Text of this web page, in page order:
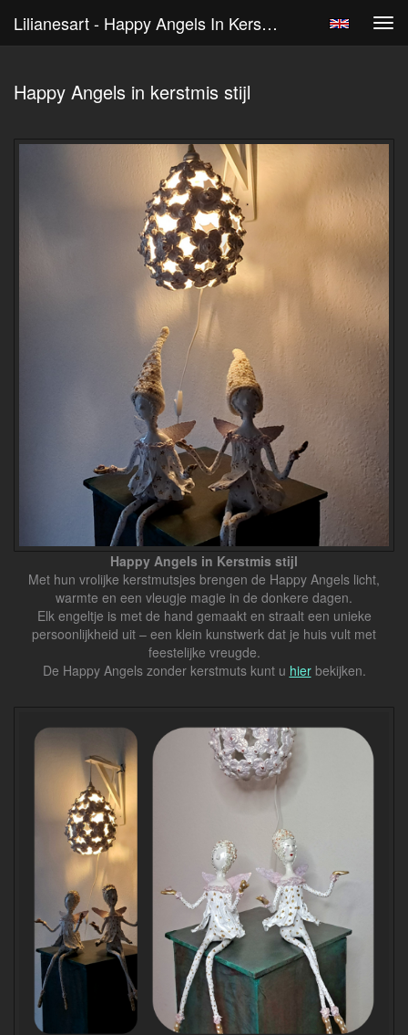
Lilianesart - Happy Angels In Kerstmis Stijl
Happy Angels in kerstmis stijl
Happy Angels in Kerstmis stijl
Met hun vrolijke kerstmutsjes brengen de Happy Angels licht,
warmte en een vleugje magie in de donkere dagen.
Elk engeltje is met de hand gemaakt en straalt een unieke
persoonlijkheid uit – een klein kunstwerk dat je huis vult met
feestelijke vreugde.
De Happy Angels zonder kerstmuts kunt u hierbekijken.